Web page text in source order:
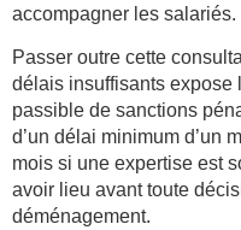
accompagner les salariés.
Passer outre cette
délais insuffisants expose
passible de sanctions
d’un délai minimum d’un
mois si une expertise est
avoir lieu avant toute
déménagement.